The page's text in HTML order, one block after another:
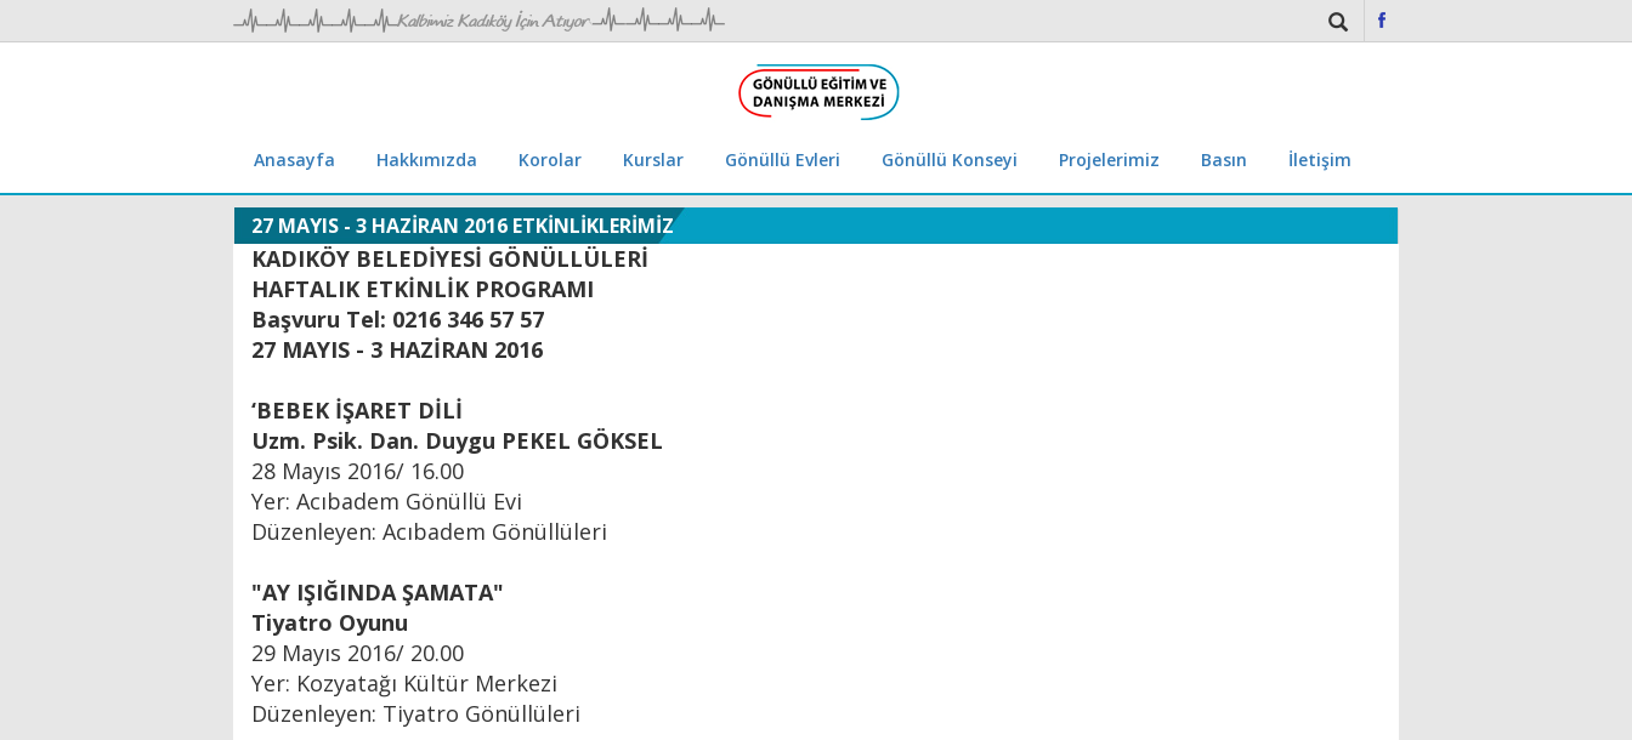
Anasayfa Hakkımızda Korolar Kurslar Gönüllü Evleri Gönüllü Konseyi Projelerimiz Basın İletişim
27 MAYIS - 3 HAZİRAN 2016 ETKİNLİKLERİMİZ
KADIKÖY BELEDİYESİ GÖNÜLLÜLERİ
HAFTALIK ETKİNLİK PROGRAMI
Başvuru Tel: 0216 346 57 57
27 MAYIS - 3 HAZİRAN 2016
‘BEBEK İŞARET DİLİ
Uzm. Psik. Dan. Duygu PEKEL GÖKSEL
28 Mayıs 2016/ 16.00
Yer: Acıbadem Gönüllü Evi
Düzenleyen: Acıbadem Gönüllüleri
"AY IŞIĞINDA ŞAMATA"
Tiyatro Oyunu
29 Mayıs 2016/ 20.00
Yer: Kozyatağı Kültür Merkezi
Düzenleyen: Tiyatro Gönüllüleri